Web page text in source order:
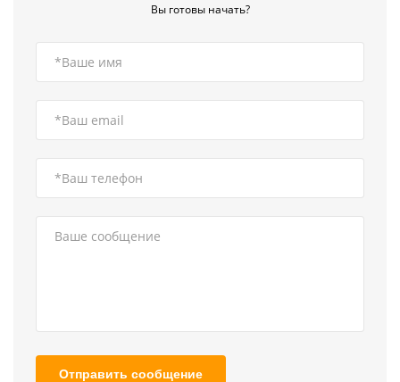
Вы готовы начать?
Отправить сообщение